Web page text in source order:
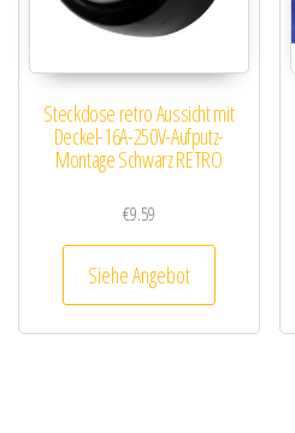
Steckdose retro Aussicht mit
Deckel-16A-250V-Aufputz-
Montage Schwarz RETRO
€9.59
Siehe Angebot